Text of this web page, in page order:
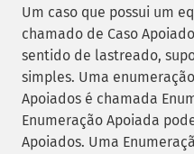
Um caso que possui um
chamado de Caso
sentido de lastreado,
simples. Uma
Apoiados é chamada
Enumeração Apoiada
Apoiados. Uma